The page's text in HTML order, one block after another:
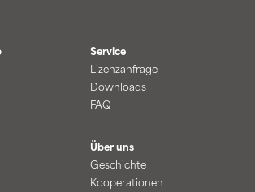
Service
Lizenzanfrage
Downloads
FAQ
Über uns
Geschichte
Kooperationen